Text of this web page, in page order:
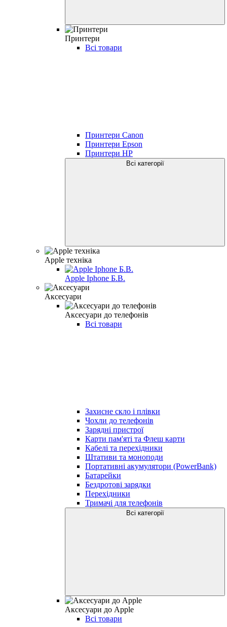
Принтери
Всі товари
Принтери Canon
Принтери Epson
Принтери HP
Всі категорії
Apple техніка
Apple Iphone Б.В.
Аксесуари
Аксесуари до телефонів
Всі товари
Захисне скло і плівки
Чохли до телефонів
Зарядні пристрої
Карти пам'яті та Флеш карти
Кабелі та перехідники
Штативи та моноподи
Портативні акумулятори (PowerBank)
Батарейки
Бездротові зарядки
Перехідники
Тримачі для телефонів
Всі категорії
Аксесуари до Apple
Всі товари